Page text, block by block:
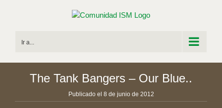
Ir a...
The Tank Bangers – Our Blue..
Publicado el 8 de junio de 2012